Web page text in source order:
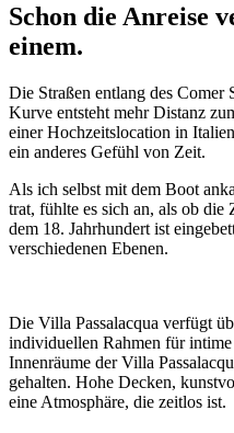
Schon die Anreise
einem.
Die Straßen entlang des Comer
Kurve entsteht mehr Distanz
einer Hochzeitslocation in
ein anderes Gefühl von Zeit.
Als ich selbst mit dem Boot
trat, fühlte es sich an, als ob
dem 18. Jahrhundert ist
verschiedenen Ebenen.
Die Villa Passalacqua verfügt
individuellen Rahmen für
Innenräume der Villa
gehalten. Hohe Decken,
eine Atmosphäre, die zeitlos ist.